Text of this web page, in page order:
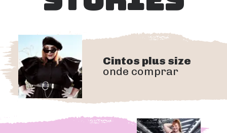
Cintos plus size
onde comprar